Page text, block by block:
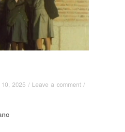
2025 / Leave a comment /